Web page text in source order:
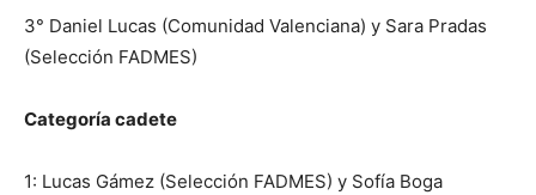
3° Daniel Lucas (Comunidad Valenciana) y Sara Pradas
(Selección FADMES)
Categoría cadete
1: Lucas Gámez (Selección FADMES) y Sofía Boga